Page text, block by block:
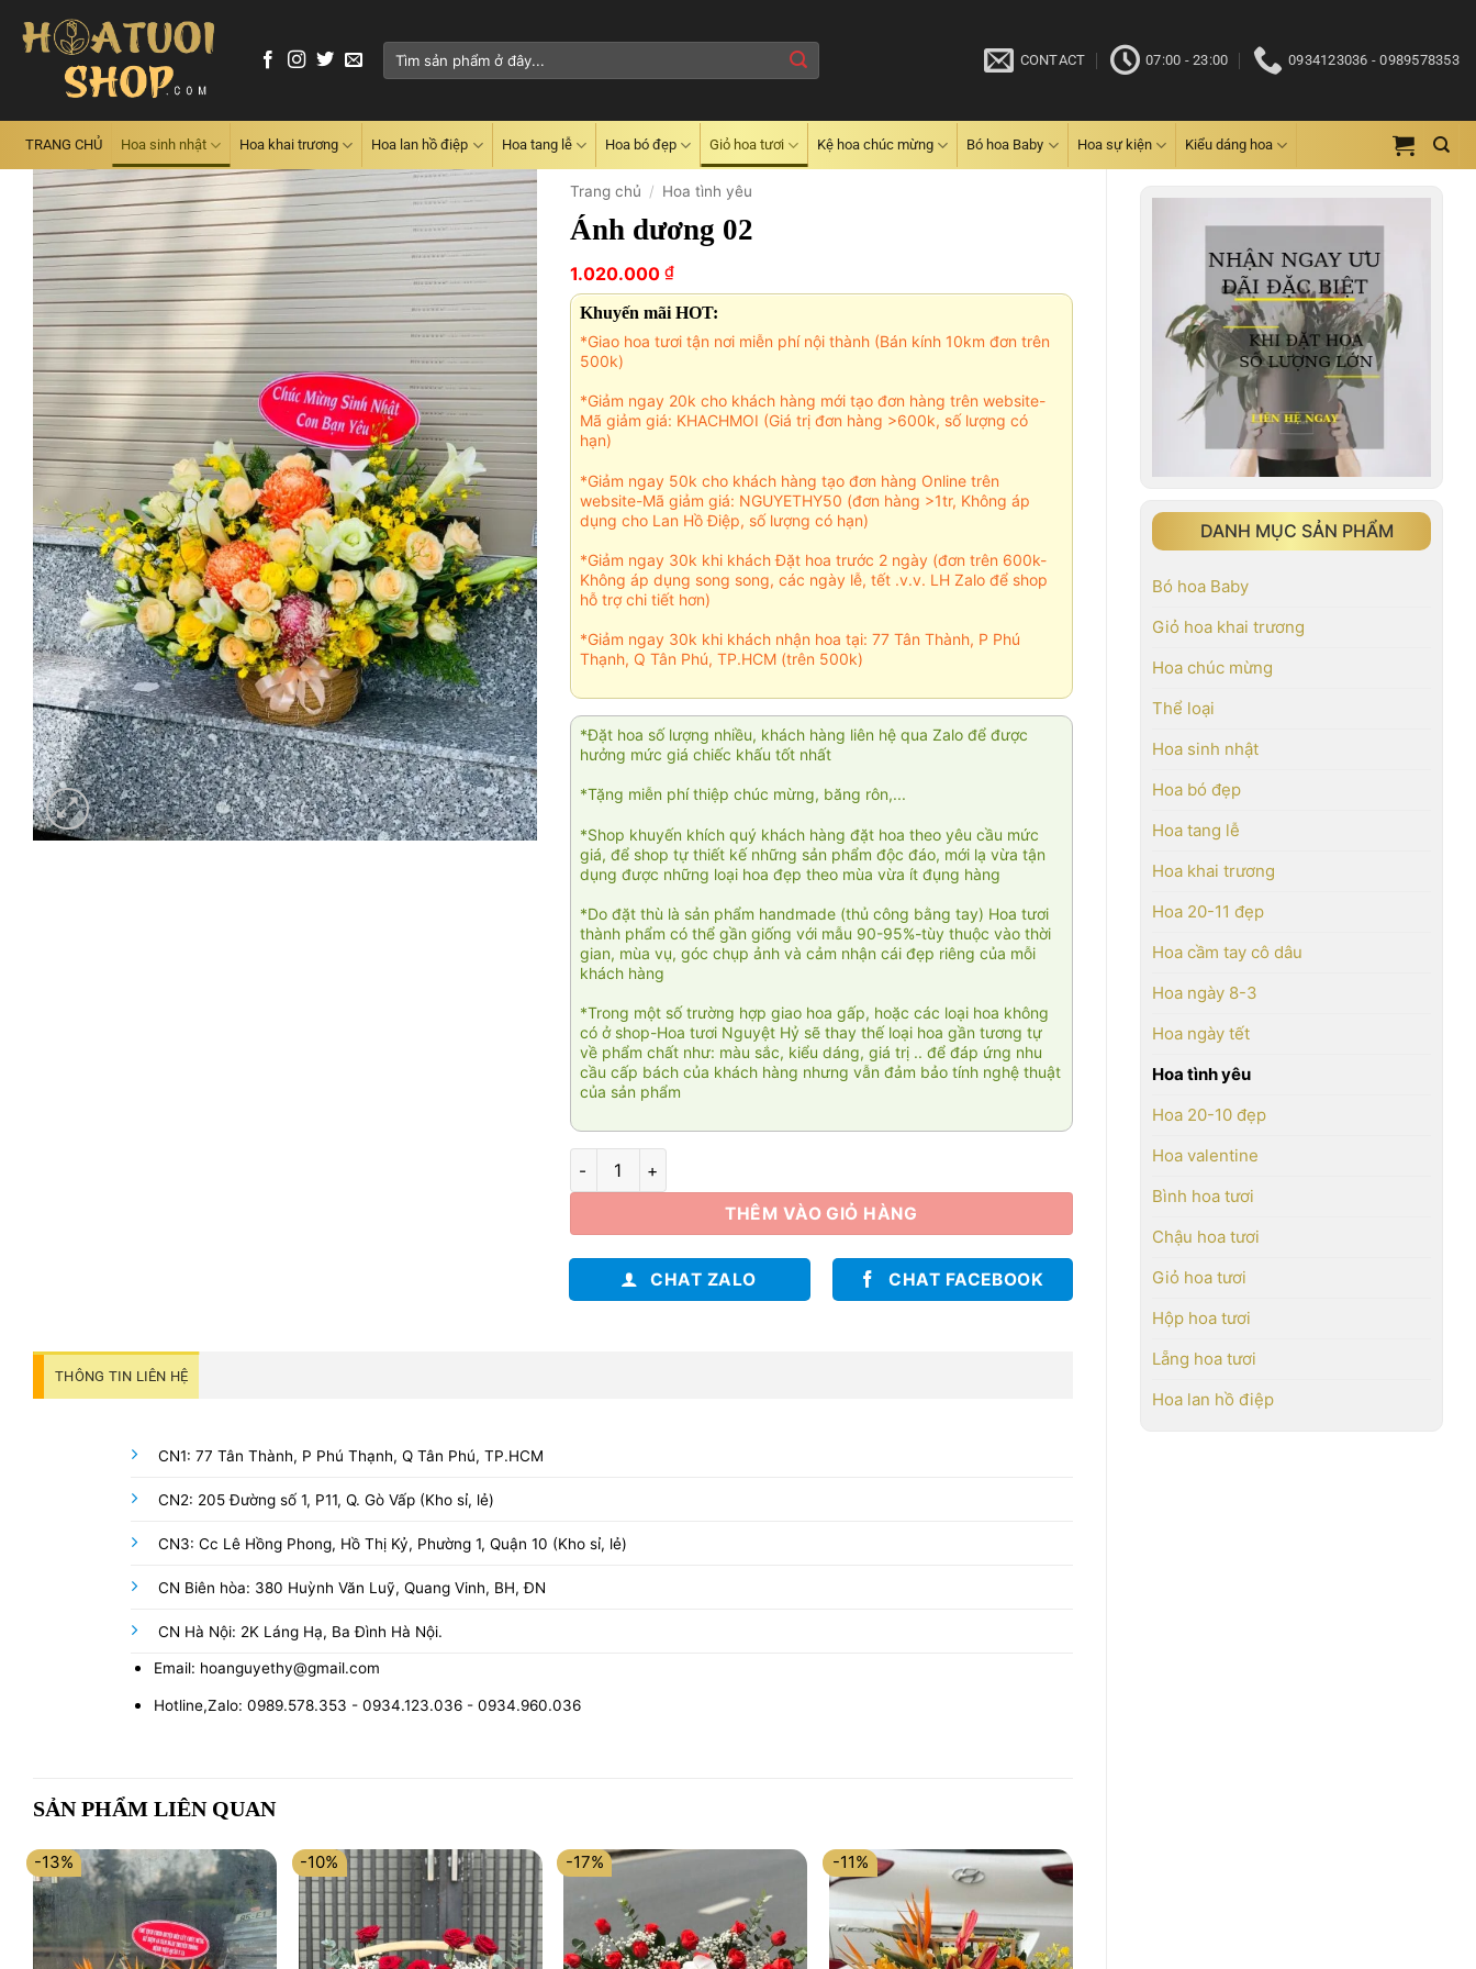
Tìm
CONTACT 07:00 - 23:00 0934123036 - 0989578353
TRANG CHỦ Hoa sinh nhật Hoa khai trương Hoa lan hồ điệp Hoa tang lễ Hoa bó đẹp Giỏ hoa tươi Kệ hoa chúc mừng Bó hoa Baby Hoa sự kiện Kiểu dáng hoa
DANH MỤC SẢN PHẨM
Bó hoa Baby
Giỏ hoa khai trương
Hoa chúc mừng
Thể loại
Hoa sinh nhật
Hoa bó đẹp
Hoa tang lễ
Hoa khai trương
Hoa 20-11 đẹp
Hoa cầm tay cô dâu
Hoa ngày 8-3
Hoa ngày tết
Hoa tình yêu
Hoa 20-10 đẹp
Hoa valentine
Bình hoa tươi
Chậu hoa tươi
Giỏ hoa tươi
Hộp hoa tươi
Lẵng hoa tươi
Hoa lan hồ điệp
Trang chủ / Hoa tình yêu
Ánh dương 02
1.020.000 ₫
Khuyến mãi HOT:
*Giao hoa tươi tận nơi miễn phí nội thành (Bán kính 10km đơn trên
500k)
*Giảm ngay 20k cho khách hàng mới tạo đơn hàng trên website-
Mã giảm giá: KHACHMOI (Giá trị đơn hàng >600k, số lượng có
hạn)
*Giảm ngay 50k cho khách hàng tạo đơn hàng Online trên
website-Mã giảm giá: NGUYETHY50 (đơn hàng >1tr, Không áp
dụng cho Lan Hồ Điệp, số lượng có hạn)
*Giảm ngay 30k khi khách Đặt hoa trước 2 ngày (đơn trên 600k-
Không áp dụng song song, các ngày lễ, tết .v.v. LH Zalo để shop
hỗ trợ chi tiết hơn)
*Giảm ngay 30k khi khách nhận hoa tại: 77 Tân Thành, P Phú
Thạnh, Q Tân Phú, TP.HCM (trên 500k)
*Đặt hoa số lượng nhiều, khách hàng liên hệ qua Zalo để được
hưởng mức giá chiếc khấu tốt nhất
*Tặng miễn phí thiệp chúc mừng, băng rôn,...
*Shop khuyến khích quý khách hàng đặt hoa theo yêu cầu mức
giá, để shop tự thiết kế những sản phẩm độc đáo, mới lạ vừa tận
dụng được những loại hoa đẹp theo mùa vừa ít đụng hàng
*Do đặt thù là sản phẩm handmade (thủ công bằng tay) Hoa tươi
thành phẩm có thể gần giống với mẫu 90-95%-tùy thuộc vào thời
gian, mùa vụ, góc chụp ảnh và cảm nhận cái đẹp riêng của mỗi
khách hàng
*Trong một số trường hợp giao hoa gấp, hoặc các loại hoa không
có ở shop-Hoa tươi Nguyệt Hỷ sẽ thay thế loại hoa gần tương tự
về phẩm chất như: màu sắc, kiểu dáng, giá trị .. để đáp ứng nhu
cầu cấp bách của khách hàng nhưng vẫn đảm bảo tính nghệ thuật
của sản phẩm
Ánh dương 02 số lượng
THÊM VÀO GIỎ HÀNG
CHAT ZALO CHAT FACEBOOK
THÔNG TIN LIÊN HỆ
CN1: 77 Tân Thành, P Phú Thạnh, Q Tân Phú, TP.HCM
CN2: 205 Đường số 1, P11, Q. Gò Vấp (Kho sỉ, lẻ)
CN3: Cc Lê Hồng Phong, Hồ Thị Kỷ, Phường 1, Quận 10 (Kho sỉ, lẻ)
CN Biên hòa: 380 Huỳnh Văn Luỹ, Quang Vinh, BH, ĐN
CN Hà Nội: 2K Láng Hạ, Ba Đình Hà Nội.
Email: hoanguyethy@gmail.com
Hotline,Zalo: 0989.578.353 - 0934.123.036 - 0934.960.036
SẢN PHẨM LIÊN QUAN
-13% -10% -17% -11%